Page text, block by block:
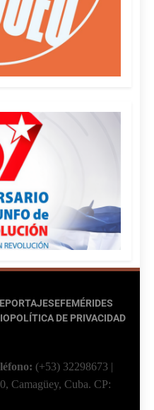
EFEMÉRIDES
POLÍTICA DE PRIVACIDAD
(+53) 32298673 |
Camagüey, Cuba. CP: